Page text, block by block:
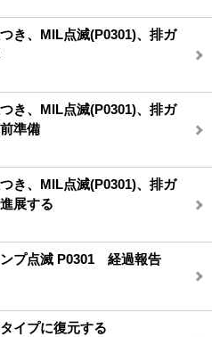
き、MIL点滅(P0301)、排ガ
き、MIL点滅(P0301)、排ガ
準備
き、MIL点滅(P0301)、排ガ
展する
プ点滅 P0301 経過報告
イプに復元する